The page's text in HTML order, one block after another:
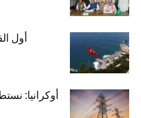
أول
أوكرانيا: